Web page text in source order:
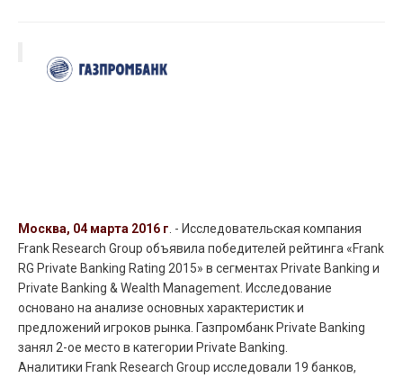
Москва, 04 марта 2016 г . - Исследовательская компания
Frank Research Group объявила победителей рейтинга «Frank
RG Private Banking Rating 2015» в сегментах Private Banking и
Private Banking & Wealth Management. Исследование
основано на анализе основных характеристик и
предложений игроков рынка. Газпромбанк Private Banking
занял 2-ое место в категории Private Banking.
Аналитики Frank Research Group исследовали 19 банков,